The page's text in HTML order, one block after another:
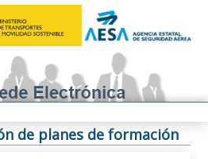
de planes de formación